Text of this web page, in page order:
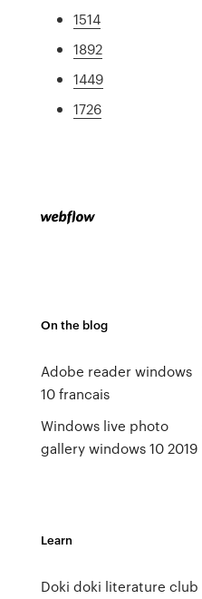
1514
1892
1449
1726
On the blog
Adobe reader windows
10 francais
Windows live photo
gallery windows 10 2019
Learn
Doki doki literature club